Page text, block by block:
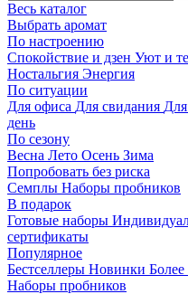
Весь каталог
Выбрать аромат
По настроению
Спокойствие и дзен Уют и
Ностальгия Энергия
По ситуации
Для офиса Для свидания
день
По сезону
Весна Лето Осень Зима
Попробовать без риска
Семплы Наборы пробников
В подарок
Готовые наборы
сертификаты
Популярное
Бестселлеры Новинки Более
Наборы пробников